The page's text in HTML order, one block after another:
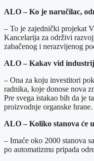
ALO – Ko je naručilac,
– To je zajednički projekat
Kancelarija za održivi
zabačenog i nerazvijenog
ALO – Kakav vid
– Ona za koju investitori
radnika, koje donose nova
Pre svega istakao bih da je
proizvodnje organske
ALO – Koliko stanova će
– Imaće oko 2000 stanova
po automatizmu pripada